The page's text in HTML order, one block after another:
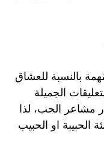
بالنسبة للعشاق
الجميلة
مشاعر الحب، لذا
الحبيبة او الحبيب